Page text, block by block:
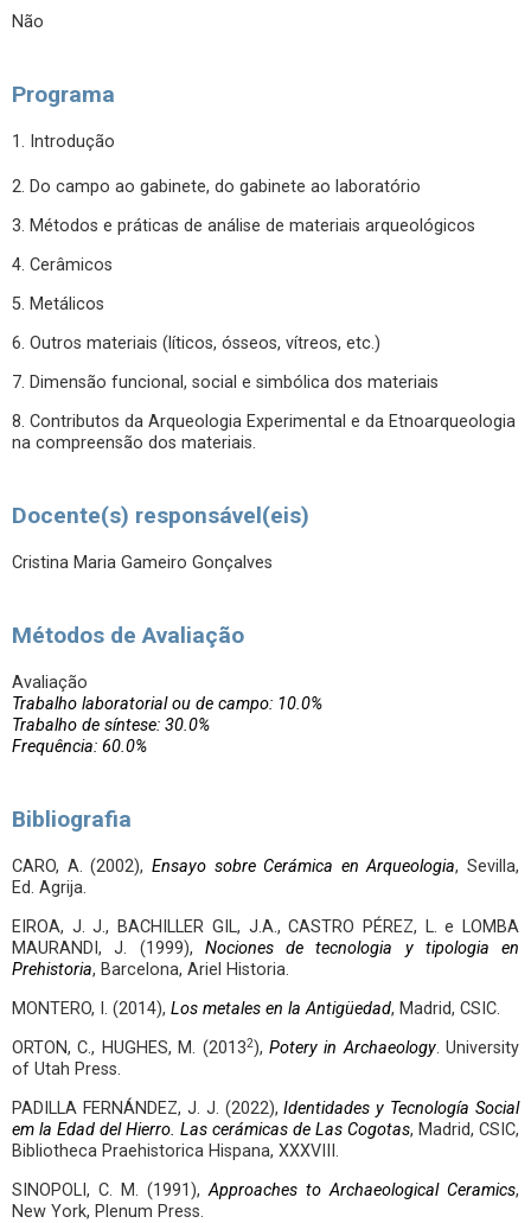
Não
Programa
1. Introdução
2. Do campo ao gabinete, do gabinete ao laboratório
3. Métodos e práticas de análise de materiais arqueológicos
4. Cerâmicos
5. Metálicos
6. Outros materiais (líticos, ósseos, vítreos, etc.)
7. Dimensão funcional, social e simbólica dos materiais
8. Contributos da Arqueologia Experimental e da Etnoarqueologia
na compreensão dos materiais.
Docente(s) responsável(eis)
Cristina Maria Gameiro Gonçalves
Métodos de Avaliação
Avaliação
Trabalho laboratorial ou de campo: 10.0%
Trabalho de síntese: 30.0%
Frequência: 60.0%
Bibliografia
CARO, A. (2002), Ensayo sobre Cerámica en Arqueologia, Sevilla,
Ed. Agrija.
EIROA, J. J., BACHILLER GIL, J.A., CASTRO PÉREZ, L. e LOMBA
MAURANDI, J. (1999), Nociones de tecnologia y tipologia en
Prehistoria, Barcelona, Ariel Historia.
MONTERO, I. (2014), Los metales en la Antigüedad, Madrid, CSIC.
ORTON, C., HUGHES, M. (20132), Potery in Archaeology. University
of Utah Press.
PADILLA FERNÁNDEZ, J. J. (2022),Identidades y Tecnología Social
em la Edad del Hierro. Las cerámicas de Las Cogotas, Madrid, CSIC,
Bibliotheca Praehistorica Hispana, XXXVIII.
SINOPOLI, C. M. (1991),Approaches to Archaeological Ceramics,
New York, Plenum Press.